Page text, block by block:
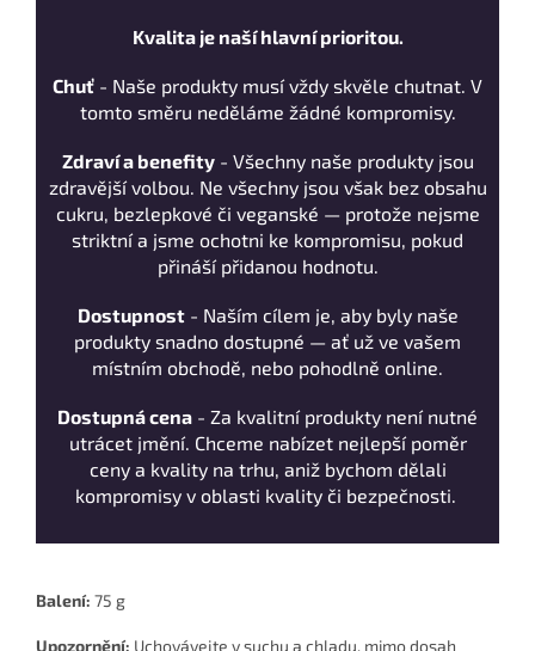
Kvalita je naší hlavní prioritou.
Chuť - Naše produkty musí vždy skvěle chutnat. V
tomto směru neděláme žádné kompromisy.
Zdraví a benefity- Všechny naše produkty jsou
zdravější volbou. Ne všechny jsou však bez obsahu
cukru, bezlepkové či veganské — protože nejsme
striktní a jsme ochotni ke kompromisu, pokud
přináší přidanou hodnotu.
Dostupnost- Naším cílem je, aby byly naše
produkty snadno dostupné — ať už ve vašem
místním obchodě, nebo pohodlně online.
Dostupná cena - Za kvalitní produkty není nutné
utrácet jmění. Chceme nabízet nejlepší poměr
ceny a kvality na trhu, aniž bychom dělali
kompromisy v oblasti kvality či bezpečnosti.
Balení: 75 g
Upozornění: Uchovávejte v suchu a chladu, mimo dosah